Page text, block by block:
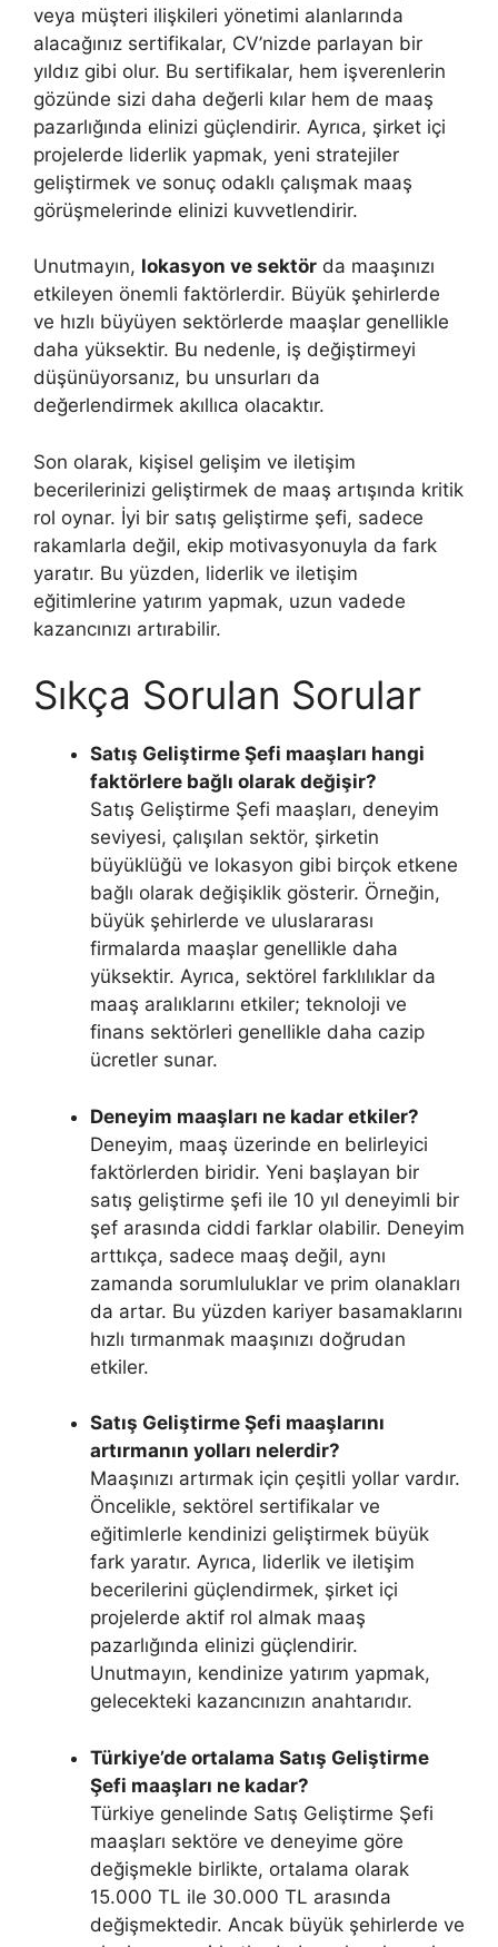
veya müşteri ilişkileri yönetimi alanlarında
alacağınız sertifikalar, CV’nizde parlayan bir
yıldız gibi olur. Bu sertifikalar, hem işverenlerin
gözünde sizi daha değerli kılar hem de maaş
pazarlığında elinizi güçlendirir. Ayrıca, şirket içi
projelerde liderlik yapmak, yeni stratejiler
geliştirmek ve sonuç odaklı çalışmak maaş
görüşmelerinde elinizi kuvvetlendirir.
Unutmayın, lokasyon ve sektör da maaşınızı
etkileyen önemli faktörlerdir. Büyük şehirlerde
ve hızlı büyüyen sektörlerde maaşlar genellikle
daha yüksektir. Bu nedenle, iş değiştirmeyi
düşünüyorsanız, bu unsurları da
değerlendirmek akıllıca olacaktır.
Son olarak, kişisel gelişim ve iletişim
becerilerinizi geliştirmek de maaş artışında kritik
rol oynar. İyi bir satış geliştirme şefi, sadece
rakamlarla değil, ekip motivasyonuyla da fark
yaratır. Bu yüzden, liderlik ve iletişim
eğitimlerine yatırım yapmak, uzun vadede
kazancınızı artırabilir.
Sıkça Sorulan Sorular
Satış Geliştirme Şefi maaşları hangi
faktörlere bağlı olarak değişir?
Satış Geliştirme Şefi maaşları, deneyim
seviyesi, çalışılan sektör, şirketin
büyüklüğü ve lokasyon gibi birçok etkene
bağlı olarak değişiklik gösterir. Örneğin,
büyük şehirlerde ve uluslararası
firmalarda maaşlar genellikle daha
yüksektir. Ayrıca, sektörel farklılıklar da
maaş aralıklarını etkiler; teknoloji ve
finans sektörleri genellikle daha cazip
ücretler sunar.
Deneyim maaşları ne kadar etkiler?
Deneyim, maaş üzerinde en belirleyici
faktörlerden biridir. Yeni başlayan bir
satış geliştirme şefi ile 10 yıl deneyimli bir
şef arasında ciddi farklar olabilir. Deneyim
arttıkça, sadece maaş değil, aynı
zamanda sorumluluklar ve prim olanakları
da artar. Bu yüzden kariyer basamaklarını
hızlı tırmanmak maaşınızı doğrudan
etkiler.
Satış Geliştirme Şefi maaşlarını
artırmanın yolları nelerdir?
Maaşınızı artırmak için çeşitli yollar vardır.
Öncelikle, sektörel sertifikalar ve
eğitimlerle kendinizi geliştirmek büyük
fark yaratır. Ayrıca, liderlik ve iletişim
becerilerini güçlendirmek, şirket içi
projelerde aktif rol almak maaş
pazarlığında elinizi güçlendirir.
Unutmayın, kendinize yatırım yapmak,
gelecekteki kazancınızın anahtarıdır.
Türkiye’de ortalama Satış Geliştirme
Şefi maaşları ne kadar?
Türkiye genelinde Satış Geliştirme Şefi
maaşları sektöre ve deneyime göre
değişmekle birlikte, ortalama olarak
15.000 TL ile 30.000 TL arasında
değişmektedir. Ancak büyük şehirlerde ve